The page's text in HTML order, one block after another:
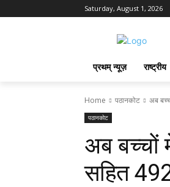
Saturday, August 1, 2026
प्रथम् न्यूज़ राष्ट्रीय
Home पठानकोट अब
पठानकोट
अब बच्चों
सहित